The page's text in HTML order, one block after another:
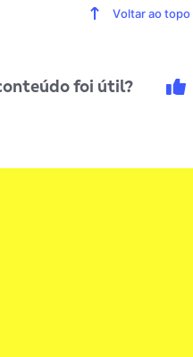
Voltar ao topo
foi útil?